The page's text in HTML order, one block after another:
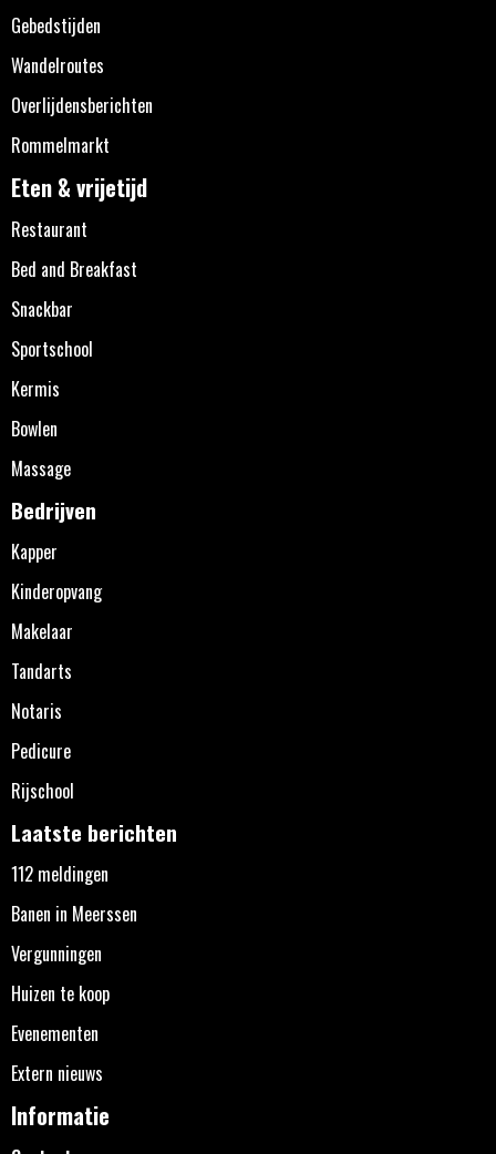
Gebedstijden
Wandelroutes
Overlijdensberichten
Rommelmarkt
Eten & vrijetijd
Restaurant
Bed and Breakfast
Snackbar
Sportschool
Kermis
Bowlen
Massage
Bedrijven
Kapper
Kinderopvang
Makelaar
Tandarts
Notaris
Pedicure
Rijschool
Laatste berichten
112 meldingen
Banen in Meerssen
Vergunningen
Huizen te koop
Evenementen
Extern nieuws
Informatie